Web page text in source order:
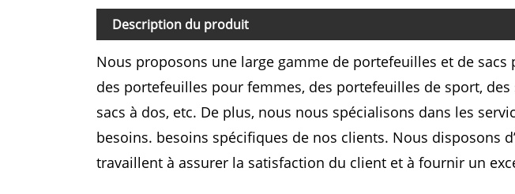
Description du produit
Nous proposons une large gamme de portefeuilles et de
des portefeuilles pour femmes, des portefeuilles de sport,
sacs à dos, etc. De plus, nous nous spécialisons dans les
besoins. besoins spécifiques de nos clients. Nous disposons
travaillent à assurer la satisfaction du client et à fournir un